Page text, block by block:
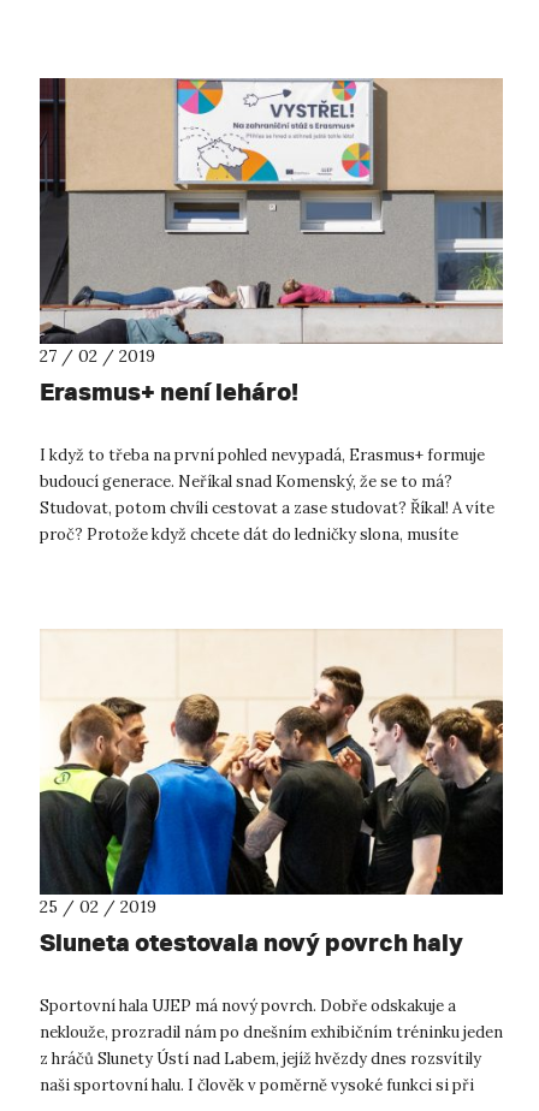
27 / 02 / 2019
Erasmus+ není leháro!
I když to třeba na první pohled nevypadá, Erasmus+ formuje
budoucí generace. Neříkal snad Komenský, že se to má?
Studovat, potom chvíli cestovat a zase studovat? Říkal! A víte
proč? Protože když chcete dát do ledničky slona, musíte
25 / 02 / 2019
Sluneta otestovala nový povrch haly
Sportovní hala UJEP má nový povrch. Dobře odskakuje a
neklouže, prozradil nám po dnešním exhibičním tréninku jeden
z hráčů Slunety Ústí nad Labem, jejíž hvězdy dnes rozsvítily
naši sportovní halu. I člověk v poměrně vysoké funkci si při